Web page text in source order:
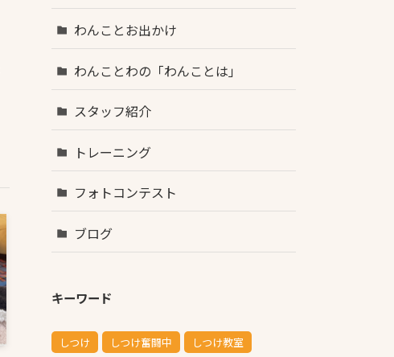
わんことお出かけ
わんことわの「わんことは」
スタッフ紹介
トレーニング
フォトコンテスト
ブログ
キーワード
しつけ しつけ奮闘中
しつけ教室